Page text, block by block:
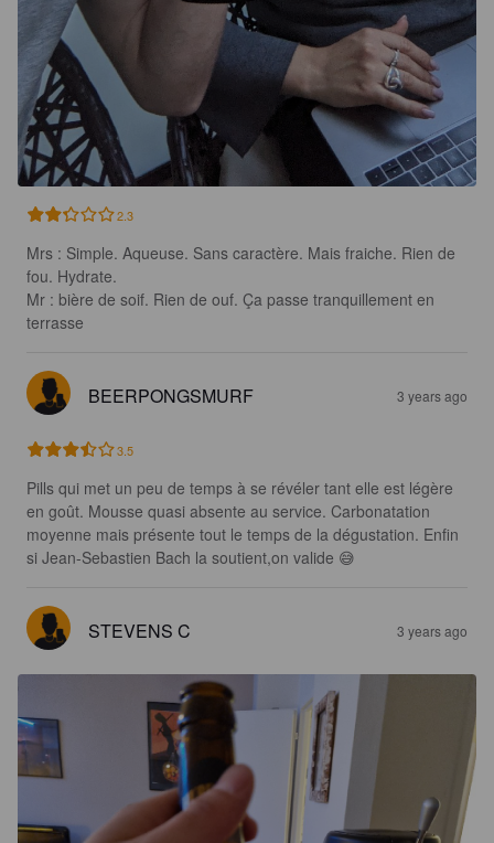
2.3
Mrs : Simple. Aqueuse. Sans caractère. Mais fraiche. Rien de
fou. Hydrate.
Mr : bière de soif. Rien de ouf. Ça passe tranquillement en
terrasse
BEERPONGSMURF 3 years ago
3.5
Pills qui met un peu de temps à se révéler tant elle est légère
en goût. Mousse quasi absente au service. Carbonatation
moyenne mais présente tout le temps de la dégustation. Enfin
si Jean-Sebastien Bach la soutient,on valide 😅
STEVENS C 3 years ago